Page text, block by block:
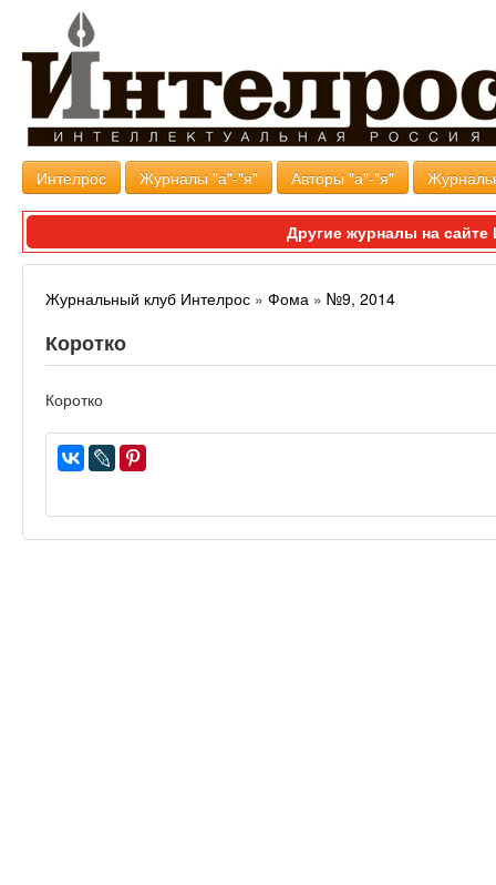
Интелрос Журналы "а"-"я" Авторы "а"-"я"
Другие журналы на
Журнальный клуб Интелрос » Фома » №9, 2014
Коротко
Коротко